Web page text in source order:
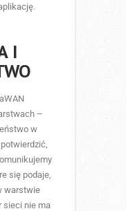
I
–
w
się podaje,
warstwie
sieci nie ma